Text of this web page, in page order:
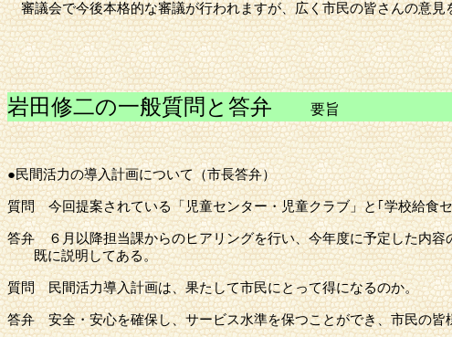
審議会で今後本格的な審議が行われますが、広く市民の皆さんの意見
岩田修二の一般質問と答弁 要
●民間活力の導入計画について（市長答弁）
質問今回提案されている「児童センター・児童クラブ」と｢学校給食
答弁６月以降担当課からのヒアリングを行い、今年度に予定した内容
既に説明してある。
質問民間活力導入計画は、果たして市民にとって得になるのか。
答弁安全・安心を確保し、サービス水準を保つことができ、市民の皆